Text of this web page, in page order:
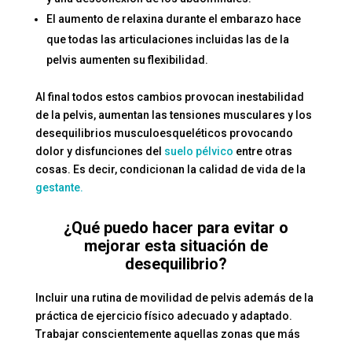
El aumento de relaxina durante el embarazo hace
que todas las articulaciones incluidas las de la
pelvis aumenten su flexibilidad.
Al final todos estos cambios provocan inestabilidad
de la pelvis, aumentan las tensiones musculares y los
desequilibrios musculoesqueléticos provocando
dolor y disfunciones del suelo pélvico entre otras
cosas. Es decir, condicionan la calidad de vida de la
gestante.
¿Qué puedo hacer para evitar o
mejorar esta situación de
desequilibrio?
Incluir una rutina de movilidad de pelvis además de la
práctica de ejercicio físico adecuado y adaptado.
Trabajar conscientemente aquellas zonas que más